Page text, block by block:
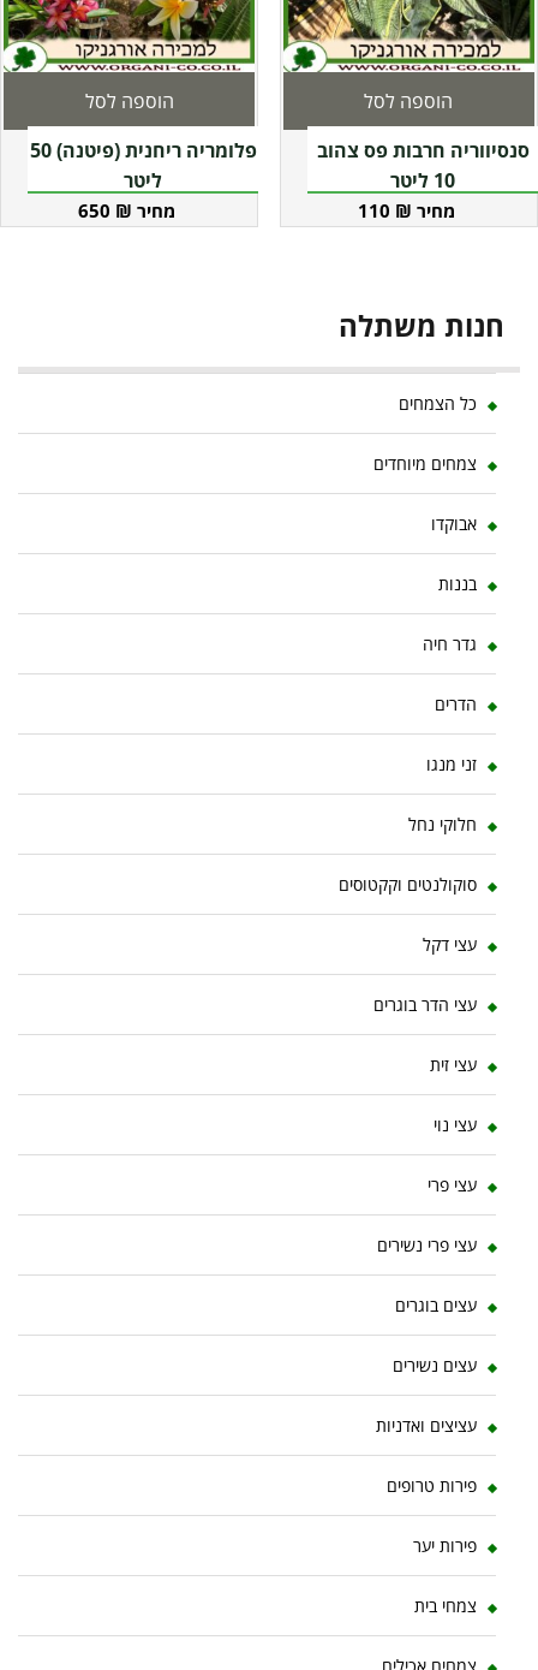
סנסיווריה חרבות פס צהוב
10 ליטר
110 ₪
הוספה לסל
פלומריה ריחנית (פיטנה) 50
ליטר
650 ₪
הוספה לסל
חנות משתלה
כל הצמחים
צמחים מיוחדים
אבוקדו
בננות
גדר חיה
הדרים
זני מנגו
חלוקי נחל
סוקולנטים וקקטוסים
עצי דקל
עצי הדר בוגרים
עצי זית
עצי נוי
עצי פרי
עצי פרי נשירים
עצים בוגרים
עצים נשירים
עציצים ואדניות
פירות טרופים
פירות יער
צמחי בית